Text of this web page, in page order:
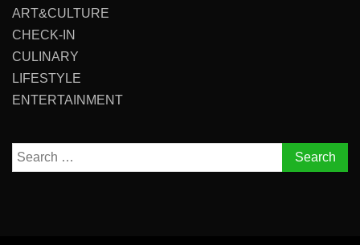
ART&CULTURE
CHECK-IN
CULINARY
LIFESTYLE
ENTERTAINMENT
Search
for: